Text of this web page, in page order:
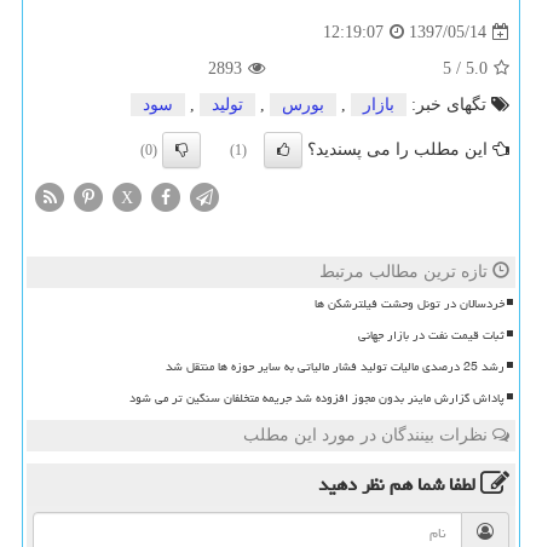
1397/05/14
12:19:07
5.0
/
5
2893
تگهای خبر:
بازار , بورس , تولید , سود
این مطلب را می پسندید؟ (1)
(0)
X
تازه ترین مطالب مرتبط
خردسالان در تونل وحشت فیلترشکن ها
ثبات قیمت نفت در بازار جهانی
رشد 25 درصدی مالیات تولید فشار مالیاتی به سایر حوزه ها منتقل شد
پاداش گزارش ماینر بدون مجوز افزوده شد جریمه متخلفان سنگین تر می شود
نظرات بینندگان در مورد این مطلب
لطفا شما همنظر دهید